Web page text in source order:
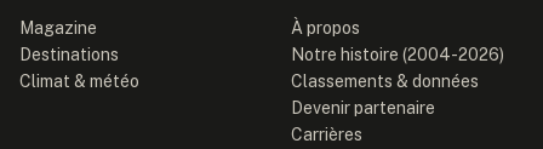
Magazine
Destinations
Climat & météo
À propos
Notre histoire (2004-2026)
Classements & données
Devenir partenaire
Carrières